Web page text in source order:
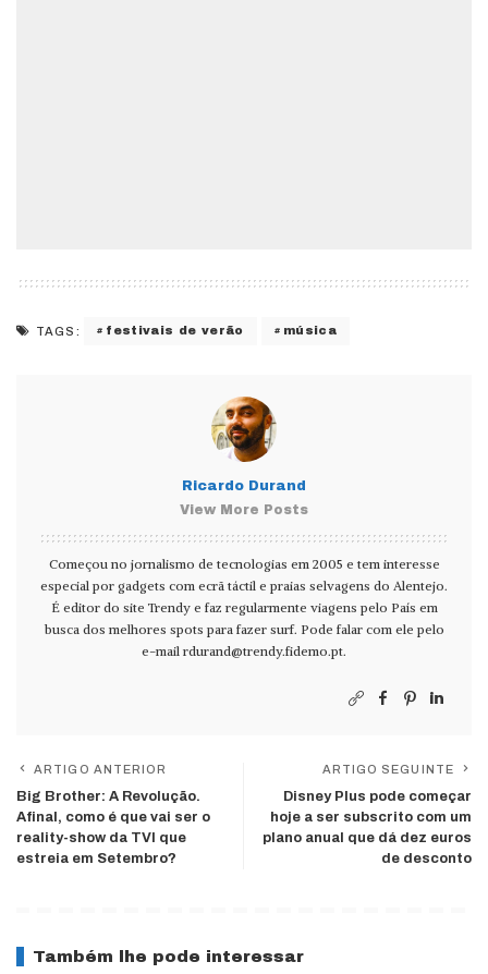
TAGS: festivais de verão música
Ricardo Durand
View More Posts
Começou no jornalismo de tecnologias em 2005 e tem interesse
especial por gadgets com ecrã táctil e praias selvagens do Alentejo.
É editor do site Trendy e faz regularmente viagens pelo País em
busca dos melhores spots para fazer surf. Pode falar com ele pelo
e-mail rdurand@trendy.fidemo.pt.
ARTIGO ANTERIOR
Big Brother: A Revolução.
Afinal, como é que vai ser o
reality-show da TVI que
estreia em Setembro?
ARTIGO SEGUINTE
Disney Plus pode começar
hoje a ser subscrito com um
plano anual que dá dez euros
de desconto
Também lhe pode interessar